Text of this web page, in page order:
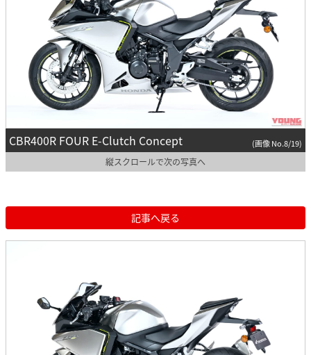
CBR400R FOUR E-Clutch Concept (画像 No.8/19)
縦スクロールで次の写真へ
記事へ戻る